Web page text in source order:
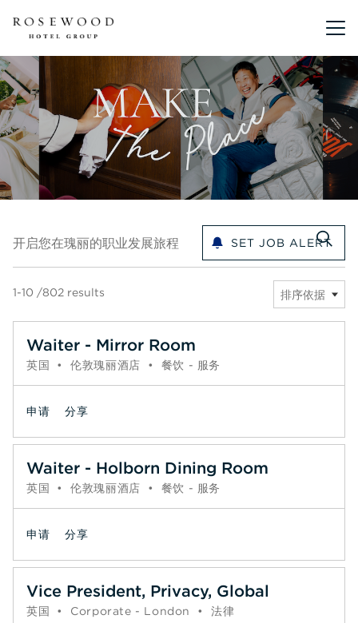
主菜单
开启您在瑰丽的职业发展旅程 SET JOB ALERT
1-10 /802 results 排序依据
Waiter - Mirror Room
英国 • 伦敦瑰丽酒店 • 餐饮 - 服务
申请 分享
Waiter - Holborn Dining Room
英国 • 伦敦瑰丽酒店 • 餐饮 - 服务
申请 分享
Vice President, Privacy, Global
英国 • Corporate - London • 法律